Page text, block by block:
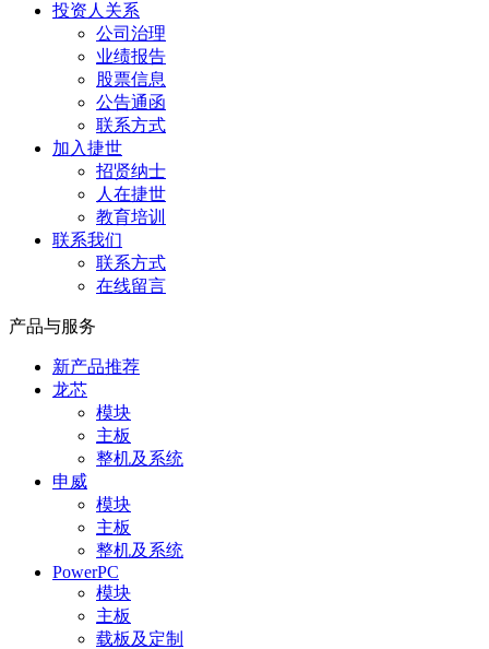
投资人关系
公司治理
业绩报告
股票信息
公告通函
联系方式
加入捷世
招贤纳士
人在捷世
教育培训
联系我们
联系方式
在线留言
产品与服务
新产品推荐
龙芯
模块
主板
整机及系统
申威
模块
主板
整机及系统
PowerPC
模块
主板
载板及定制